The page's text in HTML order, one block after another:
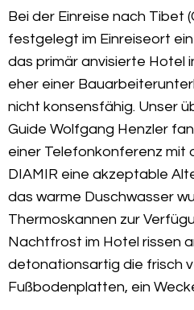
Bei der Einreise nach Tibet
festgelegt im Einreiseort
das primär anvisierte Hotel
eher einer
nicht konsensfähig. Unser
Guide Wolfgang Henzler
einer Telefonkonferenz mit
DIAMIR eine akzeptable
das warme Duschwasser
Thermoskannen zur
Nachtfrost im Hotel rissen
detonationsartig die frisch
Fußbodenplatten, ein